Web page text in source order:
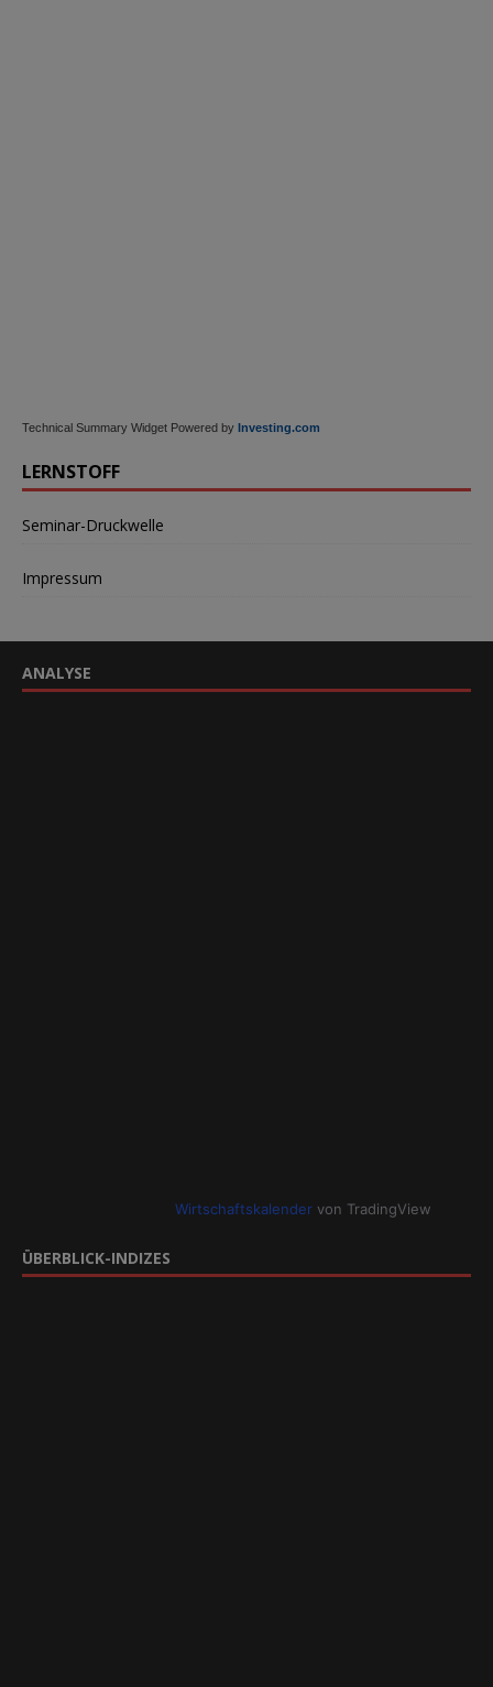
Technical Summary Widget Powered by Investing.com
LERNSTOFF
Seminar-Druckwelle
Impressum
ANALYSE
Wirtschaftskalendervon TradingView
ÜBERBLICK-INDIZES